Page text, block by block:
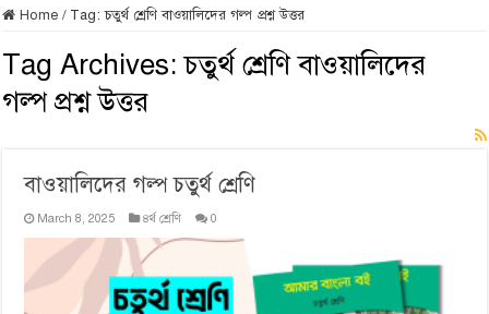
Home / Tag:চতুর্থ শ্রেণি বাওয়ালিদের গল্প প্রশ্ন উত্তর
Tag Archives:চতুর্থ শ্রেণি বাওয়ালিদের
গল্প প্রশ্ন উত্তর
বাওয়ালিদের গল্প চতুর্থ শ্রেণি
March 8, 2025 ৪র্থ শ্রেণি 0